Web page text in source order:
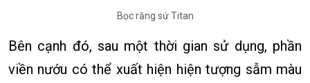
Bọc răng sứ Titan
Bên cạnh đó, sau một thời gian sử dụng, phần
viền nướu có thể xuất hiện hiện tượng sẫm màu